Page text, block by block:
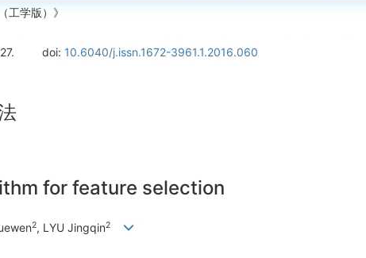
工学版）》
doi: 10.6040/j.issn.1672-3961.1.2016.060
for feature selection
2, LYU Jingqin2